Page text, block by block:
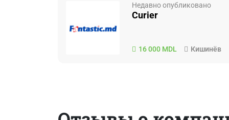
Недавно опубликовано
Curier
16 000 MDL Кишинёв